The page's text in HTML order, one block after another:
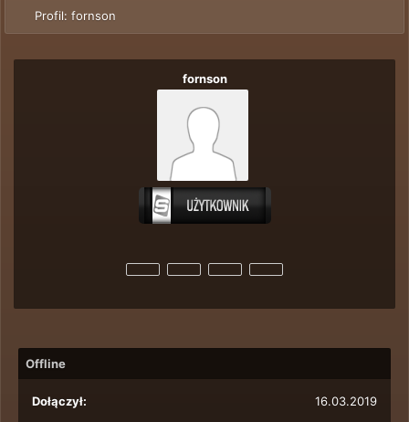
Profil: fornson
fornson
Offline
Dołączył: 16.03.2019